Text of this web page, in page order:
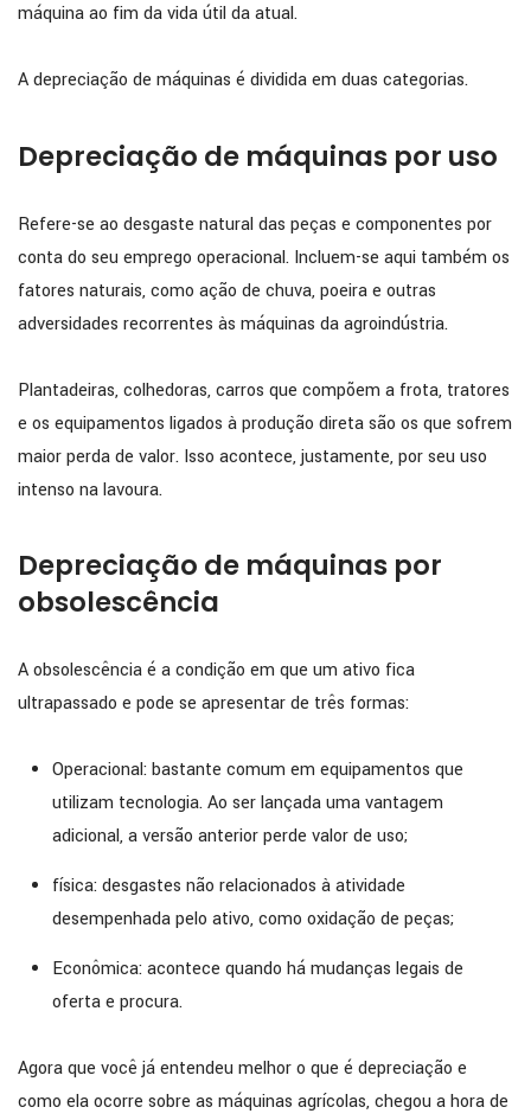
máquina ao fim da vida útil da atual.
A depreciação de máquinas é dividida em duas categorias.
Depreciação de máquinas por uso
Refere-se ao desgaste natural das peças e componentes por
conta do seu emprego operacional. Incluem-se aqui também os
fatores naturais, como ação de chuva, poeira e outras
adversidades recorrentes às máquinas da agroindústria.
Plantadeiras, colhedoras, carros que compõem a frota, tratores
e os equipamentos ligados à produção direta são os que sofrem
maior perda de valor. Isso acontece, justamente, por seu uso
intenso na lavoura.
Depreciação de máquinas por
obsolescência
A obsolescência é a condição em que um ativo fica
ultrapassado e pode se apresentar de três formas:
Operacional: bastante comum em equipamentos que
utilizam tecnologia. Ao ser lançada uma vantagem
adicional, a versão anterior perde valor de uso;
física: desgastes não relacionados à atividade
desempenhada pelo ativo, como oxidação de peças;
Econômica: acontece quando há mudanças legais de
oferta e procura.
Agora que você já entendeu melhor o que é depreciação e
como ela ocorre sobre as máquinas agrícolas, chegou a hora de